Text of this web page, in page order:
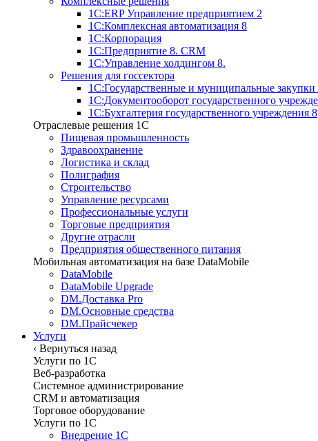
1С:ERP Управление предприятием 2
1С:Комплексная автоматизация 8
1С:Корпорация
1С:Предприятие 8. CRM
1С:Управление холдингом 8.
Решения для госсектора
1С:Государственные и муниципальные закупки
1С:Документооборот государственного
1С:Бухгалтерия государственного учреждения 8
Отраслевые решения 1C
Пищевая промышленность
Здравоохранение
Логистика и склад
Полиграфия
Строительство
Управление ресурсами
Профессиональные услуги
Торговые предприятия
Другие отрасли
Предприятия общественного питания
Мобильная автоматизация на базе DataMobile
DataMobile
DataMobile Upgrade
DM.Доставка Pro
DM.Основные средства
DM.Прайсчекер
Услуги
‹ Вернуться назад
Услуги по 1С
Веб-разработка
Системное администрирование
CRM и автоматизация
Торговое оборудование
Услуги по 1С
Внедрение 1С